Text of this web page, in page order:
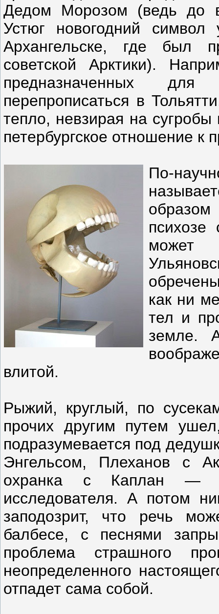
Дедом Морозом (ведь до
Устюг новогодний
Архангельске, где был
советской Арктики).
предназначенных
перепрописаться в
тепло, невзирая на
петербургское отношение к
По-
может
как ни
тел и
земле.
влитой.
Рыжий, круглый, по
прочих другим путем
подразумевается под
Энгельсом, Плеханов с
охранка с Каплан —
исследователя. А потом
заподозрит, что речь
балбесе, с песнями
проблема страшного
неопределенного
отпадет сама собой.